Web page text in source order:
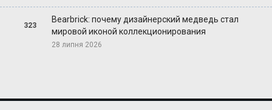
323
Bearbrick: почему дизайнерский медведь стал
мировой иконой коллекционирования
28 липня 2026